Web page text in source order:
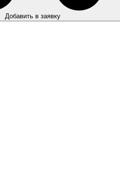
Добавить в заявку